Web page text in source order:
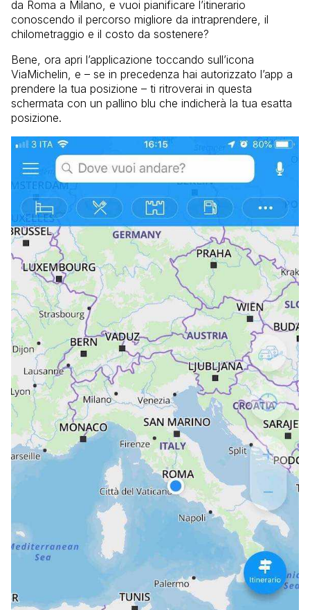
da Roma a Milano, e vuoi pianificare l’itinerario
conoscendo il percorso migliore da intraprendere, il
chilometraggio e il costo da sostenere?
Bene, ora apri l’applicazione toccando sull’icona
ViaMichelin, e – se in precedenza hai autorizzato l’app a
prendere la tua posizione – ti ritroverai in questa
schermata con un pallino blu che indicherà la tua esatta
posizione.